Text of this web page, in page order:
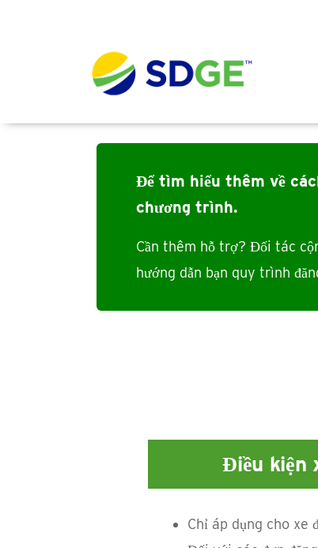
Để tìm hiểu thêm về
chương trình.
Cần thêm hỗ trợ? Đối tác
hướng dẫn bạn quy trình
Điều kiện
Chỉ áp dụng cho xe